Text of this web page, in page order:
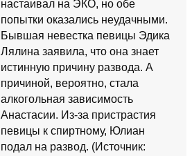
настаивал на ЭКО, но обе
попытки оказались неудачными.
Бывшая невестка певицы Эдика
Лялина заявила, что она знает
истинную причину развода. А
причиной, вероятно, стала
алкогольная зависимость
Анастасии. Из-за пристрастия
певицы к спиртному, Юлиан
подал на развод. (Источник: